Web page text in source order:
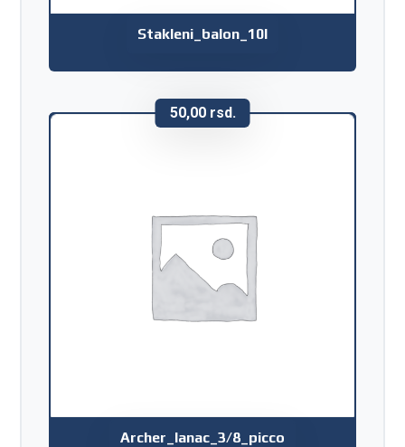
Stakleni_balon_10l
Archer_lanac_3/8_picco
50,00 rsd.